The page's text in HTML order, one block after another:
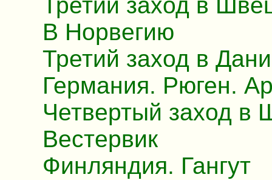
Третий заход в
В Норвегию
Третий заход в
Германия. Рюген.
Четвертый заход в
Вестервик
Финляндия. Гангут